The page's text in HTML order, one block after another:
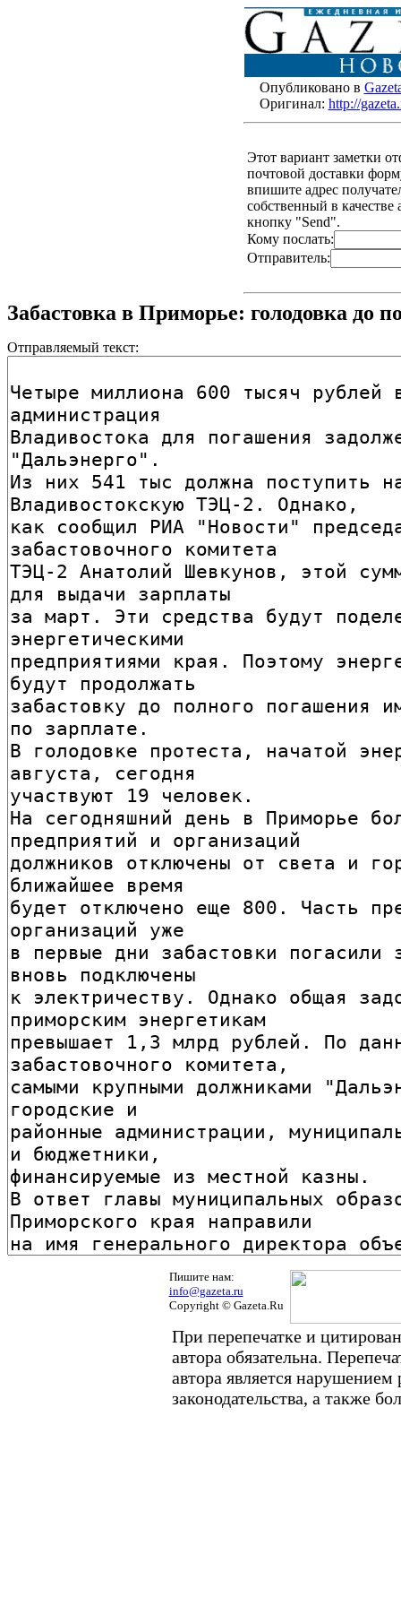
Опубликовано в
Оригинал: http://
Этот вариант заметки
почтовой доставки
впишите адрес
собственный в качестве
кнопку "Send".
Кому послать:
Отправитель:
Забастовка в Приморье: голодовка до
Отправляемый текст:
Пишите нам:
info@gazeta.ru
Copyright © Gazeta.Ru
При перепечатке и
автора обязательна.
автора является
законодательства, а также